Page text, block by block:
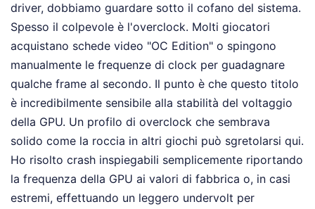
driver, dobbiamo guardare sotto il cofano del sistema.
Spesso il colpevole è l'overclock. Molti giocatori
acquistano schede video "OC Edition" o spingono
manualmente le frequenze di clock per guadagnare
qualche frame al secondo. Il punto è che questo titolo
è incredibilmente sensibile alla stabilità del voltaggio
della GPU. Un profilo di overclock che sembrava
solido come la roccia in altri giochi può sgretolarsi qui.
Ho risolto crash inspiegabili semplicemente riportando
la frequenza della GPU ai valori di fabbrica o, in casi
estremi, effettuando un leggero undervolt per